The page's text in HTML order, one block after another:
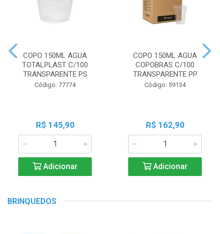
COPO 150ML AGUA
TOTALPLAST C/100
TRANSPARENTE PS
Código: 77774
R$ 145,90
Adicionar
COPO 150ML AGUA
COPOBRAS C/100
TRANSPARENTE PP
Código: 59134
R$ 162,90
Adicionar
BRINQUEDOS